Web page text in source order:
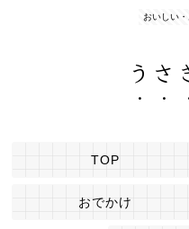
おいしい
うさ
TOP
おでかけ